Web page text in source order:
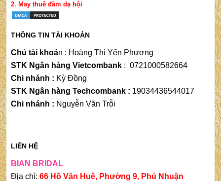
2. May thuê đầm dạ hội
THÔNG TIN TÀI KHOẢN
Chủ tài khoản : Hoàng Thị Yến Phương
STK Ngân hàng Vietcombank: 0721000582664
Chi nhánh : Kỳ Đồng
STK Ngân hàng Techcombank : 19034436544017
Chi nhánh : Nguyễn Văn Trỗi
LIÊN HỆ
BIAN BRIDAL
Địa chỉ: 66 Hồ Văn Huê, Phường 9, Phú Nhuận